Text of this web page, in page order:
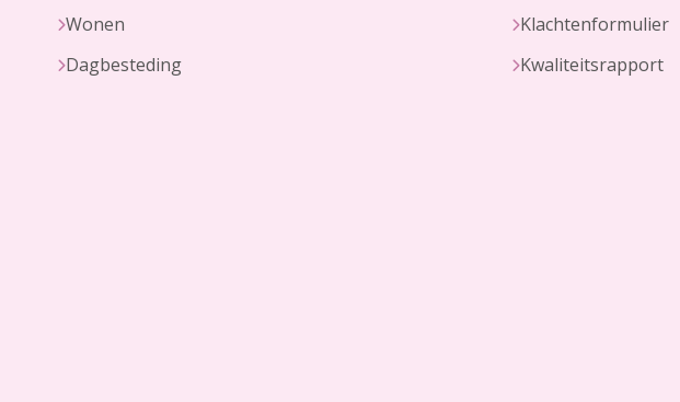
Wonen
Dagbesteding
Klachtenformulier
Kwaliteitsrapport